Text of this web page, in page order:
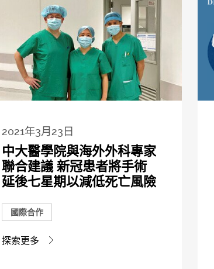
2021年3月23日
中大醫學院與海外外科專家
聯合建議 新冠患者將手術
延後七星期以減低死亡風險
國際合作
探索更多